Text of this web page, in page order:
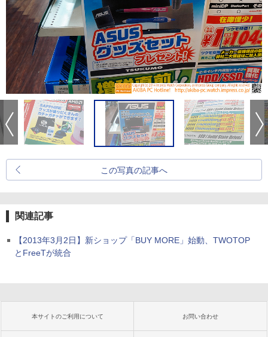
この写真の記事へ
関連記事
【2013年3月2日】新ショップ「BUY MORE」始動、TWOTOP
とFreeTが統合
本サイトのご利用について お問い合わせ